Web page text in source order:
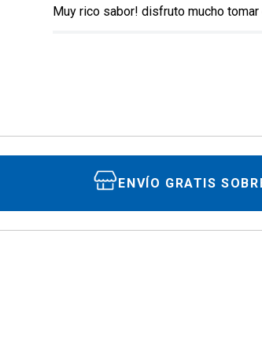
Muy rico sabor! disfruto mucho
ENVÍO GRATIS